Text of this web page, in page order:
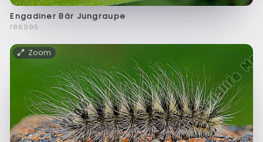
Engadiner Bär Jungraupe
f86995
Zoom